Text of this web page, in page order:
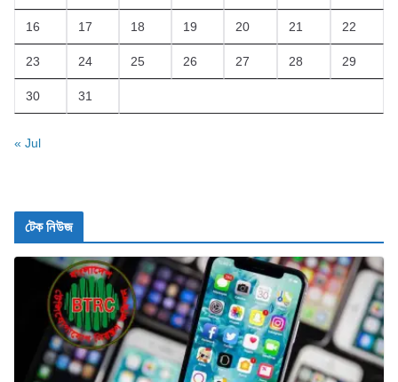
16 17 18 19 20 21 22
23 24 25 26 27 28 29
30 31
« Jul
টেক নিউজ